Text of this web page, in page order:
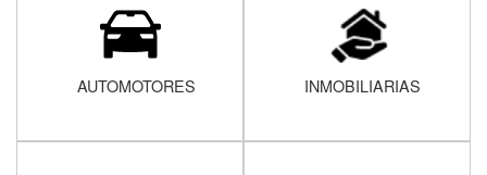
AUTOMOTORES INMOBILIARIAS